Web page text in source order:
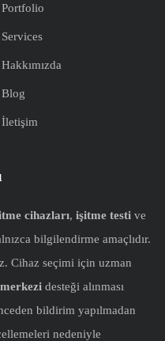
Portfolio
Services
Hakkımızda
Blog
İletişim
cihazları, işitme testi ve
bilgilendirme amaçlıdır.
Cihaz seçimi için uzman
desteği alınması
bildirim yapılmadan
nedeniyle